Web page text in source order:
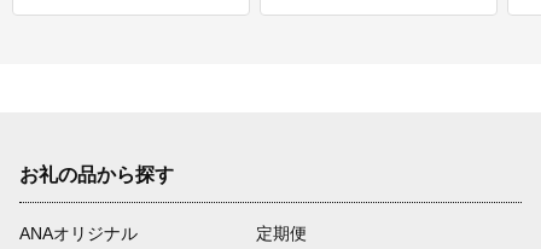
お礼の品から探す
ANAオリジナル
定期便